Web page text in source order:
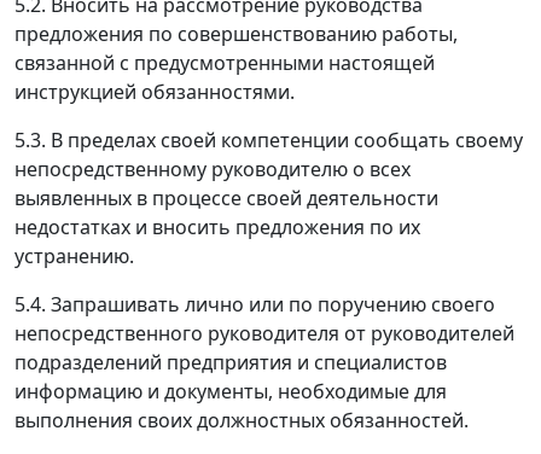
предложения по совершенствованию работы,
связанной с предусмотренными настоящей
инструкцией обязанностями.
5.3. В пределах своей компетенции сообщать своему
непосредственному руководителю о всех
выявленных в процессе своей деятельности
недостатках и вносить предложения по их
устранению.
5.4. Запрашивать лично или по поручению своего
непосредственного руководителя от руководителей
подразделений предприятия и специалистов
информацию и документы, необходимые для
выполнения своих должностных обязанностей.